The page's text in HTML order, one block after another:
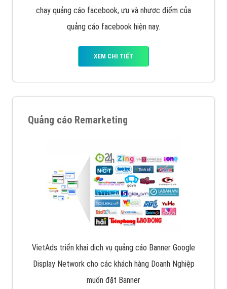
chạy quảng cáo facebook, ưu và nhược điểm của
quảng cáo facebook hiện nay.
XEM CHI TIẾT
Quảng cáo Remarketing
VietAds triển khai dịch vụ quảng cáo Banner Google
Display Network cho các khách hàng Doanh Nghiệp
muốn đặt Banner